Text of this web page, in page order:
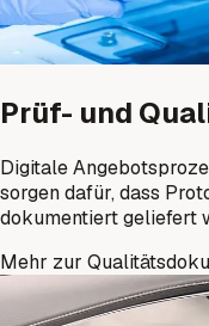
Prüf- und
Digitale
sorgen dafür, dass
dokumentiert geliefert
Mehr zur